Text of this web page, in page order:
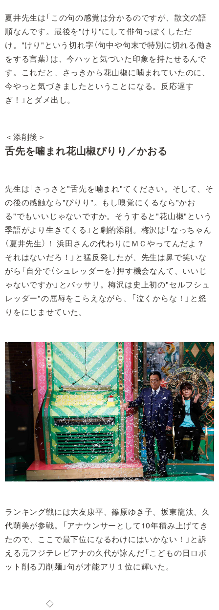
夏井先生は「この句の感覚は分かるのですが、散文の語
順なんです。最後を"けり"にして俳句っぽくしただ
け。"けり"という切れ字（句中や句末で特別に切れる働き
をする言葉）は、今ハッと気づいた印象を持たせるんで
す。これだと、さっきから花山椒に噛まれていたのに、
今やっと気づきましたということになる。反応遅す
ぎ！」とダメ出し。
＜添削後＞
舌先を噛まれ花山椒ぴりり／かおる
先生は「さっさと"舌先を噛まれ"てください。そして、そ
の後の感触なら"ぴりり"。もし嗅覚にくるなら"かお
る"でもいいじゃないですか。そうすると"花山椒"という
季語がより生きてくる」と劇的添削。梅沢は「なっちゃん
（夏井先生）！ 浜田さんの代わりにＭＣやってんだよ？
それはないだろ！」と猛反発したが、先生は鼻で笑いな
がら「自分で（シュレッダーを）押す機会なんて、いいじ
ゃないですか」とバッサリ。梅沢は史上初の"セルフシュ
レッダー"の屈辱をこらえながら、「泣くからな！」と怒
りをにじませていた。
ランキング戦には大友康平、篠原ゆき子、坂東龍汰、久
代萌美が参戦。「アナウンサーとして10年積み上げてき
たので、ここで最下位になるわけにはいかない！」と訴
える元フジテレビアナの久代が詠んだ「こどもの日ロボ
ット削る刀削麺」句が才能アリ１位に輝いた。
◇